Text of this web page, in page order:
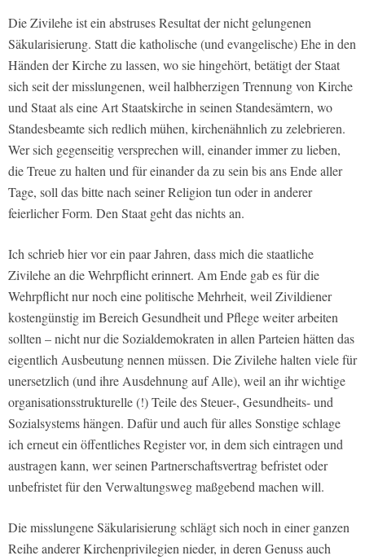
Die Zivilehe ist ein abstruses Resultat der nicht gelungenen
Säkularisierung. Statt die katholische (und evangelische) Ehe in den
Händen der Kirche zu lassen, wo sie hingehört, betätigt der Staat
sich seit der misslungenen, weil halbherzigen Trennung von Kirche
und Staat als eine Art Staatskirche in seinen Standesämtern, wo
Standesbeamte sich redlich mühen, kirchenähnlich zu zelebrieren.
Wer sich gegenseitig versprechen will, einander immer zu lieben,
die Treue zu halten und für einander da zu sein bis ans Ende aller
Tage, soll das bitte nach seiner Religion tun oder in anderer
feierlicher Form. Den Staat geht das nichts an.
Ich schrieb hier vor ein paar Jahren, dass mich die staatliche
Zivilehe an die Wehrpflicht erinnert. Am Ende gab es für die
Wehrpflicht nur noch eine politische Mehrheit, weil Zivildiener
kostengünstig im Bereich Gesundheit und Pflege weiter arbeiten
sollten – nicht nur die Sozialdemokraten in allen Parteien hätten das
eigentlich Ausbeutung nennen müssen. Die Zivilehe halten viele für
unersetzlich (und ihre Ausdehnung auf Alle), weil an ihr wichtige
organisationsstrukturelle (!) Teile des Steuer-, Gesundheits- und
Sozialsystems hängen. Dafür und auch für alles Sonstige schlage
ich erneut ein öffentliches Register vor, in dem sich eintragen und
austragen kann, wer seinen Partnerschaftsvertrag befristet oder
unbefristet für den Verwaltungsweg maßgebend machen will.
Die misslungene Säkularisierung schlägt sich noch in einer ganzen
Reihe anderer Kirchenprivilegien nieder, in deren Genuss auch